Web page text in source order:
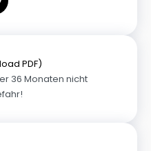
PDF)
36 Monaten nicht